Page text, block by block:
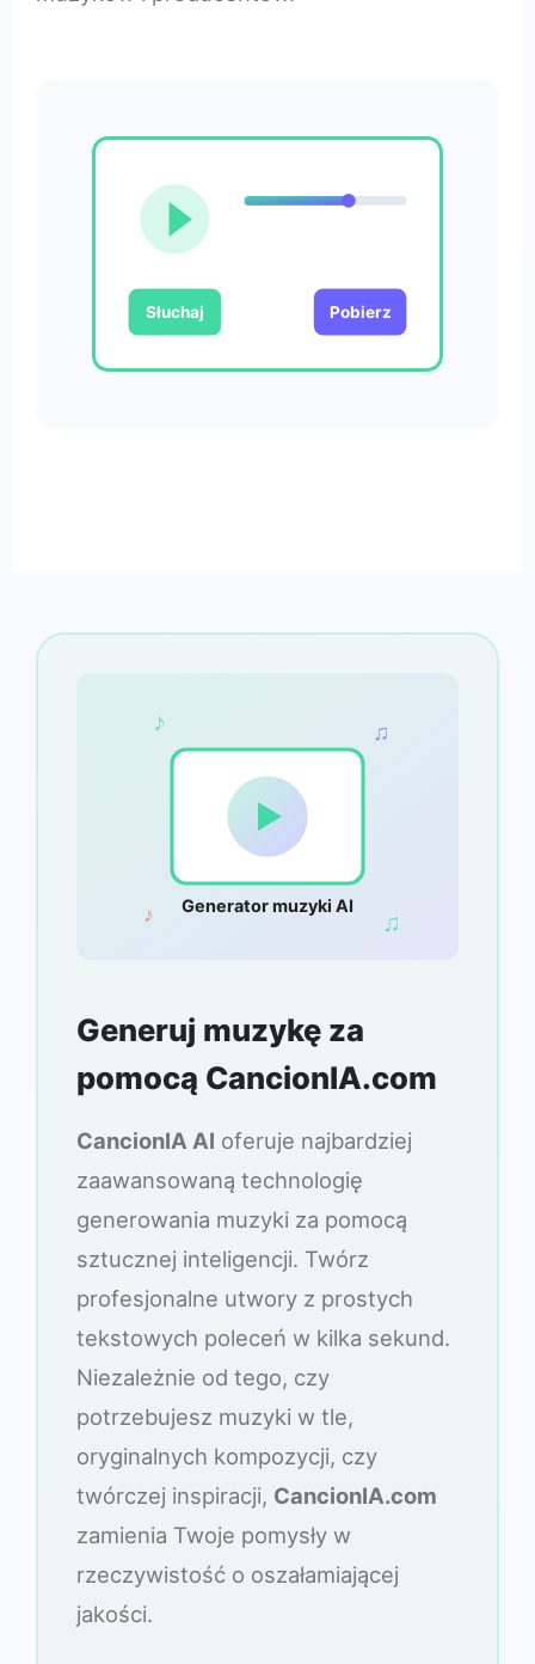
Słuchaj Pobierz
Generator muzyki AI
♪ ♫
♪ ♫
Generuj muzykę za
pomocą CancionIA.com
CancionIA AI oferuje najbardziej
zaawansowaną technologię
generowania muzyki za pomocą
sztucznej inteligencji. Twórz
profesjonalne utwory z prostych
tekstowych poleceń w kilka sekund.
Niezależnie od tego, czy
potrzebujesz muzyki w tle,
oryginalnych kompozycji, czy
twórczej inspiracji, CancionIA.com
zamienia Twoje pomysły w
rzeczywistość o oszałamiającej
jakości.